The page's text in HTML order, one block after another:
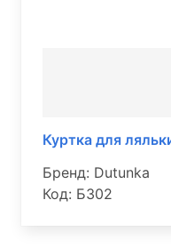
Куртка для
Бренд: Dutunka
Код: Б302